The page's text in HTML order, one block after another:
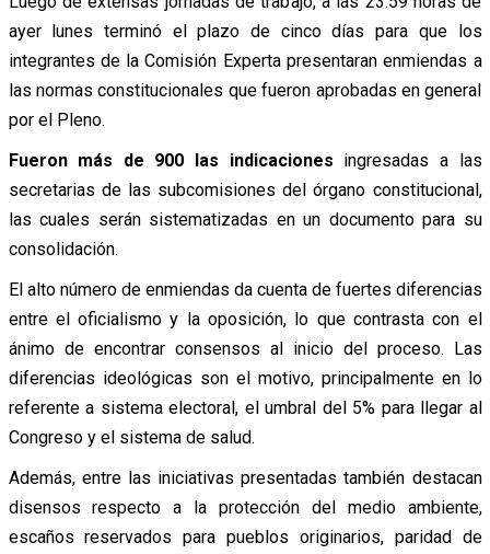
ayer lunes terminó el plazo de cinco días para que los
integrantes de la Comisión Experta presentaran enmiendas a
las normas constitucionales que fueron aprobadas en general
por el Pleno.
Fueron más de 900 las indicaciones ingresadas a las
secretarias de las subcomisiones del órgano constitucional,
las cuales serán sistematizadas en un documento para su
consolidación.
El alto número de enmiendas da cuenta de fuertes diferencias
entre el oficialismo y la oposición, lo que contrasta con el
ánimo de encontrar consensos al inicio del proceso. Las
diferencias ideológicas son el motivo, principalmente en lo
referente a sistema electoral, el umbral del 5% para llegar al
Congreso y el sistema de salud.
Además, entre las iniciativas presentadas también destacan
disensos respecto a la protección del medio ambiente,
escaños reservados para pueblos originarios, paridad de